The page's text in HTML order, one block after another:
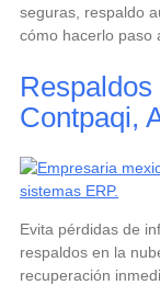
seguras, respaldo
cómo hacerlo paso
Contpaqi,
Evita pérdidas de
respaldos en la
recuperación